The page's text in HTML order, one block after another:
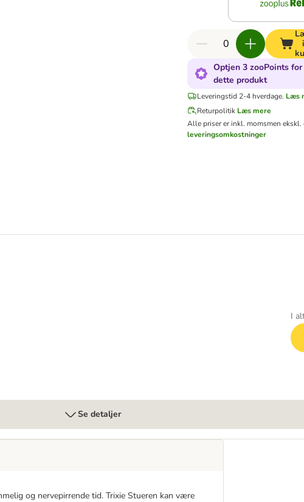
i
Optjen 3 zooPoints for
dette produkt
Leveringstid 2-4 hverdage. Læs
Returpolitik Læs mere
Alle priser er inkl. momsmen
leveringsomkostninger
I
Se detaljer
og nervepirrende tid. Trixie Stueren kan være